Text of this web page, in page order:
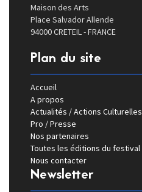
Maison des Arts
Place Salvador Allende
94000 CRETEIL - FRANCE
Plan du site
Accueil
A propos
Actualités / Actions Culturelles
Pro / Presse
Nos partenaires
Toutes les éditions du festival
Nous contacter
Newsletter